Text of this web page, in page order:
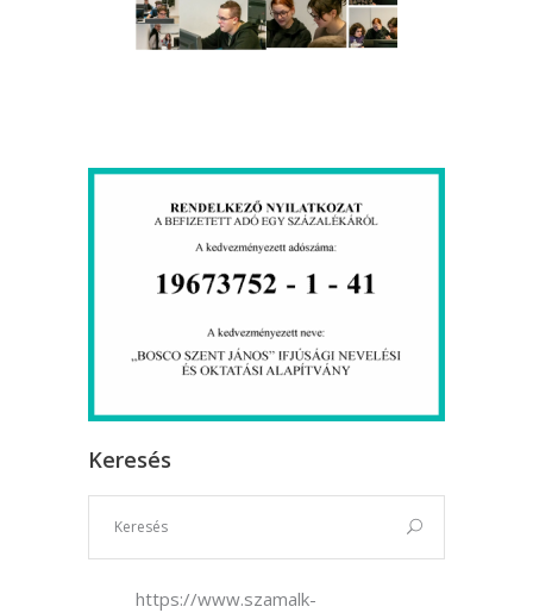
Keresés
https://www.szamalk-